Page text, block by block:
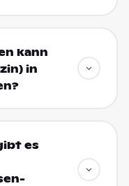
kann
in
es